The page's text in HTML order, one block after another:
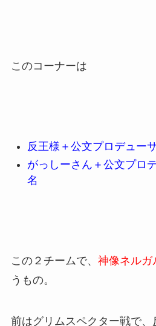
このコーナーは
反王様＋公文プロデュー
がっしーさん＋公文プロ
名
この２チームで、 神像ネルガ
うもの。
前はグリムスペクター戦で、